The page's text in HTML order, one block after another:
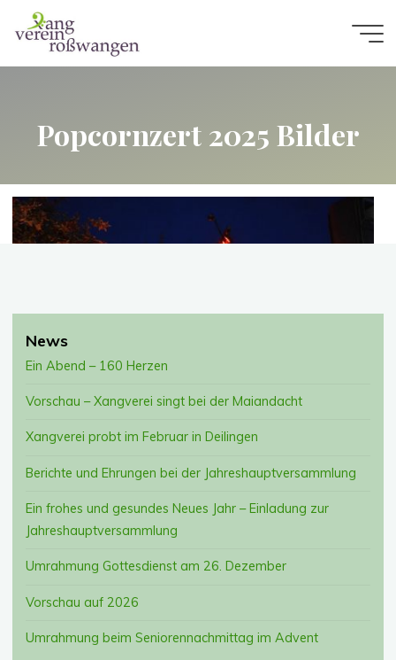
Inhalt
springen
Popcornzert 2025 Bilder
News
Ein Abend – 160 Herzen
Vorschau – Xangverei singt bei der Maiandacht
Xangverei probt im Februar in Deilingen
Berichte und Ehrungen bei der Jahreshauptversammlung
Ein frohes und gesundes Neues Jahr – Einladung zur
Jahreshauptversammlung
Umrahmung Gottesdienst am 26. Dezember
Vorschau auf 2026
Umrahmung beim Seniorennachmittag im Advent